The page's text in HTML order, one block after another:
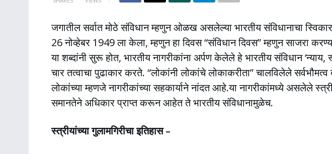
जगातील सर्वात मोठे संविधान म्हणुन ओळख असलेल्या भारतीय संविधानाचा
26 नोव्हेबर 1949 ला केला, म्हणुन हा दिवस “संविधान दिवस” म्हणुन साजरा
या शब्दांनी सुरू होत, भारतीय नागरीकांना अर्पण केलेले हे भारतीय संविधान ‘न्याय,
चार तत्वाचा पुढाकार करते. “लोकांनी लोकांचे लोकाकरीता” चालविलेले
लोकांच्या म्हणजे नागरीकांच्या सहकार्याने नांदत आहे.या नागरीकांमध्ये असलेले
समानतेने अधिकार प्राप्त करून आहेत ते भारतीय संविधानामुळेच.
स्त्रीयांच्या गुलामगिरीचा इतिहास –